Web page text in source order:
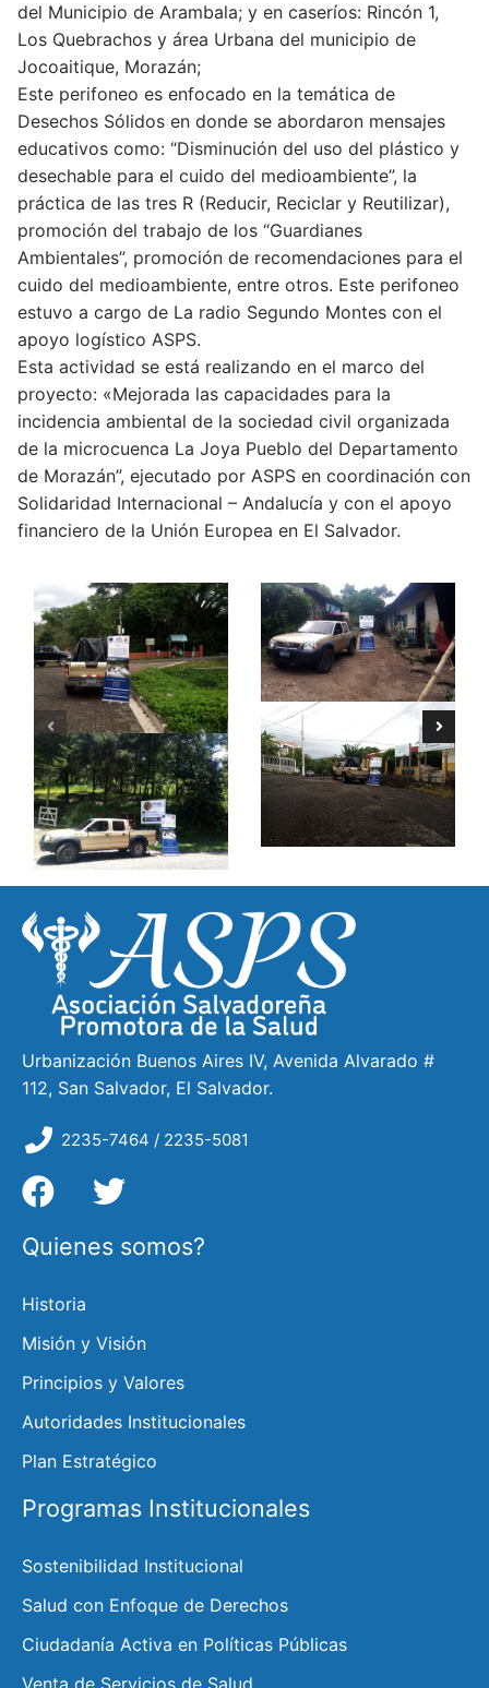
del Municipio de Arambala; y en caseríos: Rincón 1,
Los Quebrachos y área Urbana del municipio de
Jocoaitique, Morazán;
Este perifoneo es enfocado en la temática de
Desechos Sólidos en donde se abordaron mensajes
educativos como: “Disminución del uso del plástico y
desechable para el cuido del medioambiente”, la
práctica de las tres R (Reducir, Reciclar y Reutilizar),
promoción del trabajo de los “Guardianes
Ambientales”, promoción de recomendaciones para el
cuido del medioambiente, entre otros. Este perifoneo
estuvo a cargo de La radio Segundo Montes con el
apoyo logístico ASPS.
Esta actividad se está realizando en el marco del
proyecto: «Mejorada las capacidades para la
incidencia ambiental de la sociedad civil organizada
de la microcuenca La Joya Pueblo del Departamento
de Morazán”, ejecutado por ASPS en coordinación con
Solidaridad Internacional – Andalucía y con el apoyo
financiero de la Unión Europea en El Salvador.
Urbanización Buenos Aires IV, Avenida Alvarado #
112, San Salvador, El Salvador.
2235-7464 / 2235-5081
Quienes somos?
Historia
Misión y Visión
Principios y Valores
Autoridades Institucionales
Plan Estratégico
Programas Institucionales
Sostenibilidad Institucional
Salud con Enfoque de Derechos
Ciudadanía Activa en Políticas Públicas